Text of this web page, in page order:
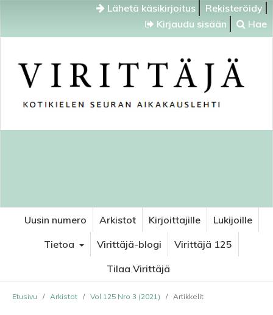
Lähetä käsikirjoitus
Rekisteröidy
Kirjaudu sisään
Hae
Uusin numero Arkistot Kirjoittajille
Lukijoille
Tietoa
Virittäjä-blogi
Virittäjä 125
Tilaa Virittäjä
Etusivu / Arkistot / Vol 125 Nro 3 (2021) / Artikkelit